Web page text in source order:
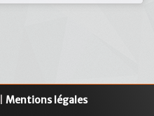
Mentions légales